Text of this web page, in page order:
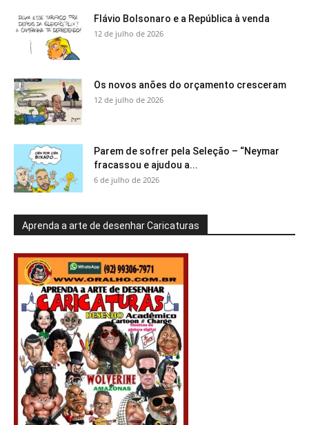
Flávio Bolsonaro e a República à venda
12 de julho de 2026
Os novos anões do orçamento cresceram
12 de julho de 2026
Parem de sofrer pela Seleção – “Neymar
fracassou e ajudou a...
6 de julho de 2026
Aprenda a arte de desenhar Caricaturas